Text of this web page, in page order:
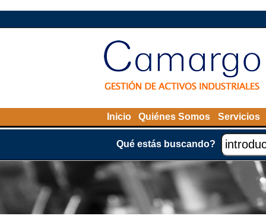
Inicio Quiénes Somos Servicios
Qué estás buscando?